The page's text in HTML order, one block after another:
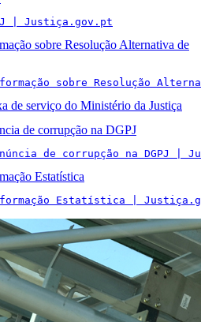
| Justiça.gov.pt
sobre Resolução Alternativa de
sobre Resolução
de serviço do Ministério da Justiça
de corrupção na DGPJ
de corrupção na DGPJ |
Estatística
Estatística |